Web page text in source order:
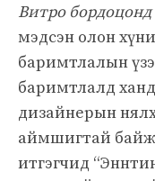
Витро бордоцонд
мэдсэн олон
баримтлалын
баримтлалд
дизайнерын
аймшигтай байж
итгэгчид